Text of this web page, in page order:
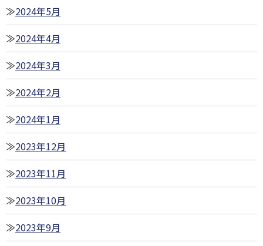
2024年5月
2024年4月
2024年3月
2024年2月
2024年1月
2023年12月
2023年11月
2023年10月
2023年9月